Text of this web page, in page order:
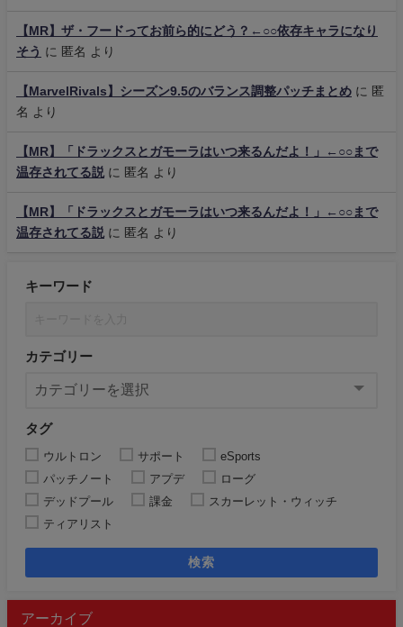
【MR】ザ・フードってお前ら的にどう？←○○依存キャラになり
そう に 匿名 より
【MarvelRivals】シーズン9.5のバランス調整パッチまとめ に 匿
名 より
【MR】「ドラックスとガモーラはいつ来るんだよ！」←○○まで
温存されてる説 に 匿名 より
【MR】「ドラックスとガモーラはいつ来るんだよ！」←○○まで
温存されてる説 に 匿名 より
キーワード
カテゴリー
タグ
ウルトロン サポート
eSports
パッチノート
アプデ
ローグ
デッドプール
課金
スカーレット・ウィッチ
ティアリスト
検索
アーカイブ